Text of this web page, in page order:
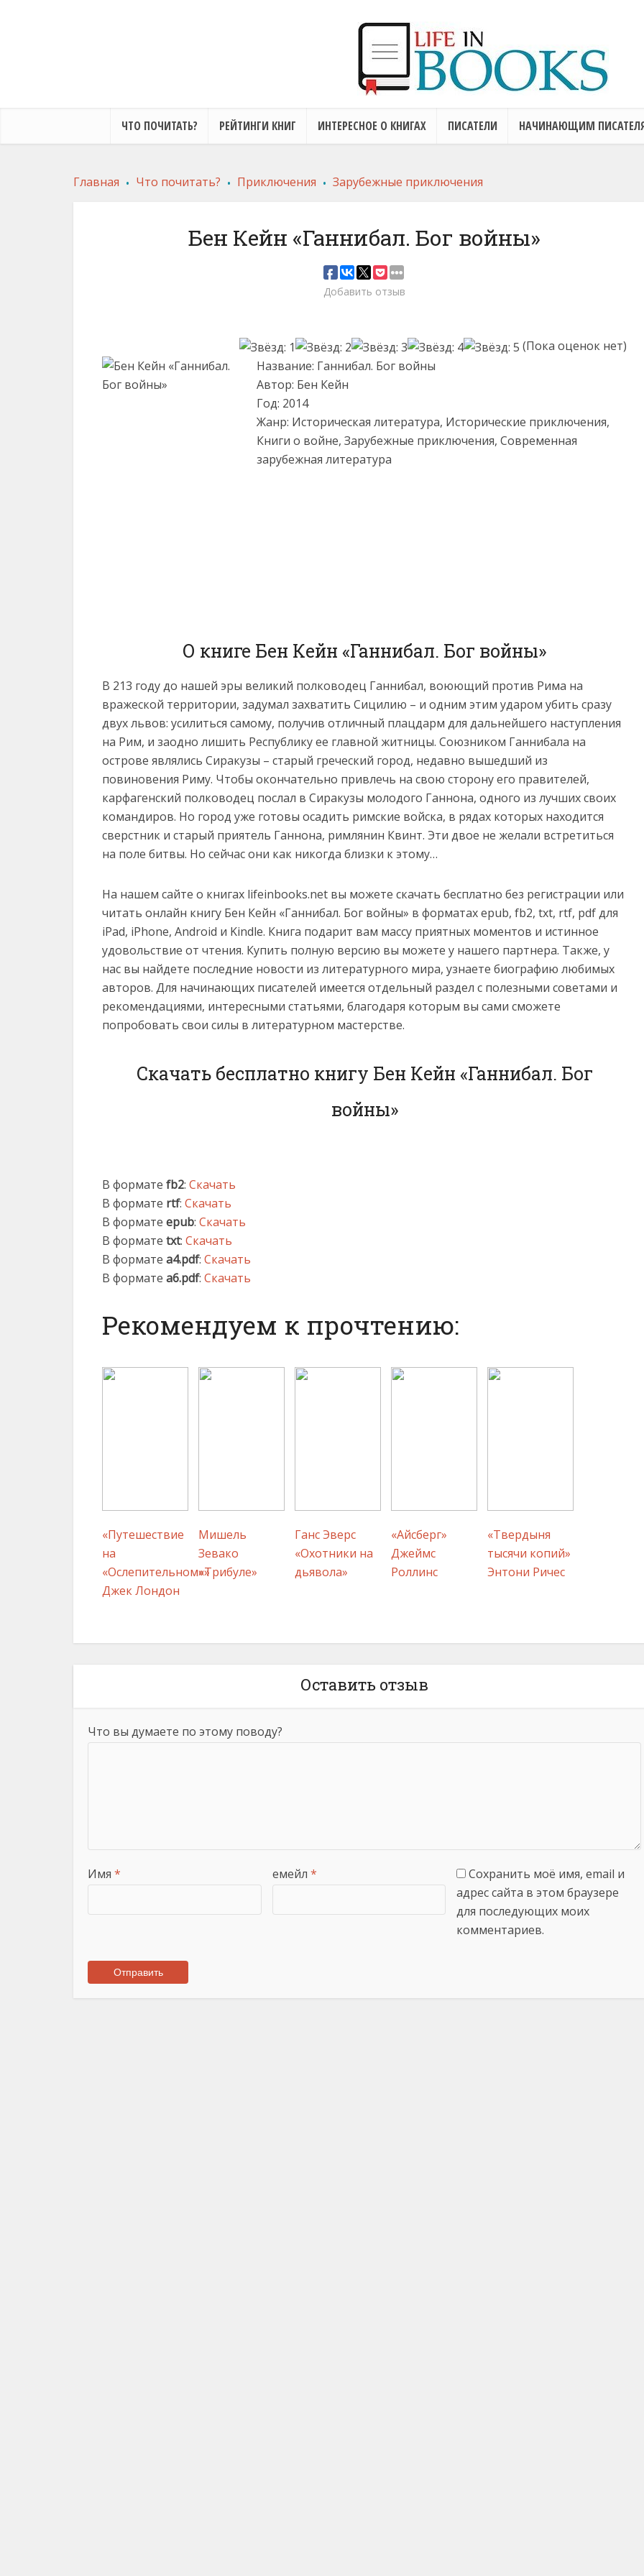
ЧТО ПОЧИТАТЬ? РЕЙТИНГИ КНИГ ИНТЕРЕСНОЕ О КНИГАХ ПИСАТЕЛИ НАЧИНАЮЩИМ
Главная . Что почитать? . Приключения . Зарубежные приключения
Бен Кейн «Ганнибал. Бог войны»
Добавить отзыв
(Пока оценок нет)
Название: Ганнибал. Бог войны
Автор: Бен Кейн
Год: 2014
Жанр: Историческая литература, Исторические приключения,
Книги о войне, Зарубежные приключения, Современная
зарубежная литература
О книге Бен Кейн «Ганнибал. Бог войны»
В 213 году до нашей эры великий полководец Ганнибал, воюющий против Рима на
вражеской территории, задумал захватить Сицилию – и одним этим ударом убить сразу
двух львов: усилиться самому, получив отличный плацдарм для дальнейшего наступления
на Рим, и заодно лишить Республику ее главной житницы. Союзником Ганнибала на
острове являлись Сиракузы – старый греческий город, недавно вышедший из
повиновения Риму. Чтобы окончательно привлечь на свою сторону его правителей,
карфагенский полководец послал в Сиракузы молодого Ганнона, одного из лучших своих
командиров. Но город уже готовы осадить римские войска, в рядах которых находится
сверстник и старый приятель Ганнона, римлянин Квинт. Эти двое не желали встретиться
на поле битвы. Но сейчас они как никогда близки к этому…
На нашем сайте о книгах lifeinbooks.net вы можете скачать бесплатно без регистрации или
читать онлайн книгу Бен Кейн «Ганнибал. Бог войны» в форматах epub, fb2, txt, rtf, pdf для
iPad, iPhone, Android и Kindle. Книга подарит вам массу приятных моментов и истинное
удовольствие от чтения. Купить полную версию вы можете у нашего партнера. Также, у
нас вы найдете последние новости из литературного мира, узнаете биографию любимых
авторов. Для начинающих писателей имеется отдельный раздел с полезными советами и
рекомендациями, интересными статьями, благодаря которым вы сами сможете
попробовать свои силы в литературном мастерстве.
Скачать бесплатно книгу Бен Кейн «Ганнибал. Бог
войны»
В формате fb2: Скачать
В формате rtf: Скачать
В формате epub: Скачать
В формате txt: Скачать
В формате a4.pdf: Скачать
В формате a6.pdf: Скачать
Рекомендуем к прочтению:
«Путешествие
на
«Ослепительном»»
Джек Лондон
Мишель
Зевако
«Трибуле»
Ганс Эверс
«Охотники на
дьявола»
«Айсберг»
Джеймс
Роллинс
«Твердыня
тысячи копий»
Энтони Ричес
Оставить отзыв
Что вы думаете по этому поводу?
Имя * емейл *
Сохранить моё имя, email и
адрес сайта в этом браузере
для последующих моих
комментариев.